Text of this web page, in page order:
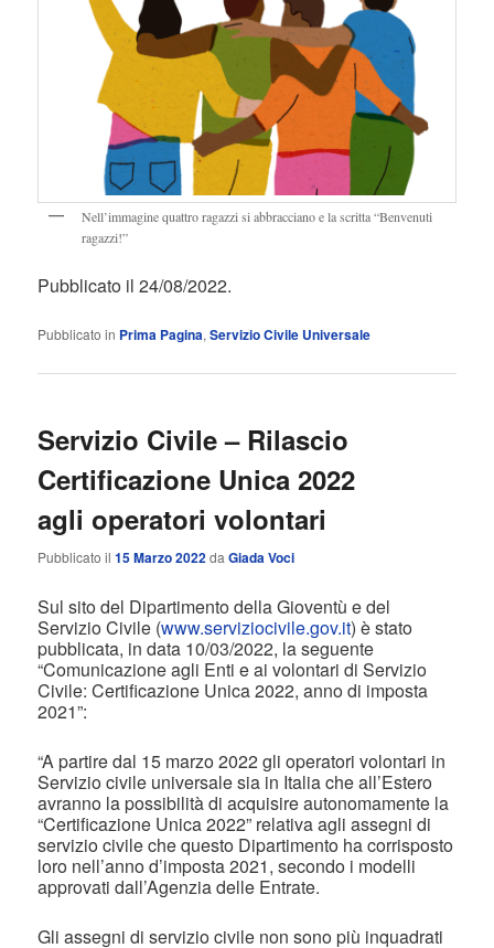
Nell’immagine quattro ragazzi si abbracciano e la scritta “Benvenuti
ragazzi!”
Pubblicato il 24/08/2022.
Pubblicato in Prima Pagina,Servizio Civile Universale
Servizio Civile – Rilascio
Certificazione Unica 2022
agli operatori volontari
Pubblicato il15 Marzo 2022daGiada Voci
Sul sito del Dipartimento della Gioventù e del
Servizio Civile (www.serviziocivile.gov.it) è stato
pubblicata, in data 10/03/2022, la seguente
“Comunicazione agli Enti e ai volontari di Servizio
Civile: Certificazione Unica 2022, anno di imposta
2021”:
“A partire dal 15 marzo 2022 gli operatori volontari in
Servizio civile universale sia in Italia che all’Estero
avranno la possibilità di acquisire autonomamente la
“Certificazione Unica 2022” relativa agli assegni di
servizio civile che questo Dipartimento ha corrisposto
loro nell’anno d’imposta 2021, secondo i modelli
approvati dall’Agenzia delle Entrate.
Gli assegni di servizio civile non sono più inquadrati